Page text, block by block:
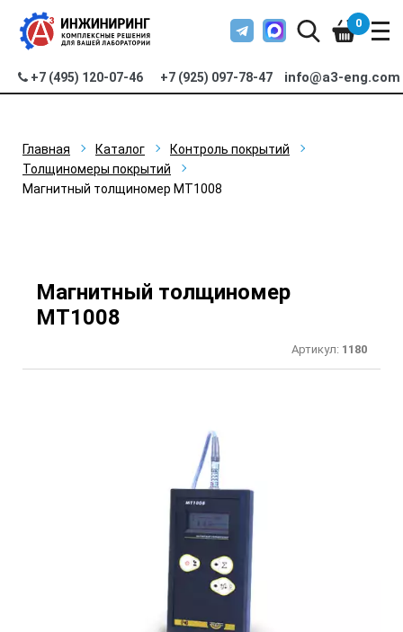
+7 (495) 120-07-46 +7 (925) 097-78-47 info@a3-eng.com
0
Главная Каталог
Контроль покрытий
Толщиномеры покрытий
Магнитный толщиномер МТ1008
Магнитный толщиномер
МТ1008
Артикул: 1180